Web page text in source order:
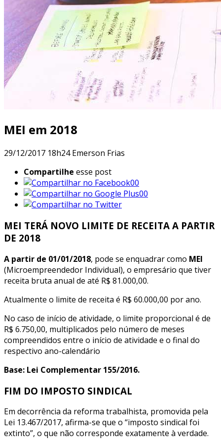
MEI em 2018
29/12/2017 18h24 Emerson Frias
Compartilhe esse post
00
00
MEI TERÁ NOVO LIMITE DE RECEITA A PARTIR
DE 2018
A partir de 01/01/2018, pode se enquadrar como MEI
(Microempreendedor Individual), o empresário que tiver
receita bruta anual de até R$ 81.000,00.
Atualmente o limite de receita é R$ 60.000,00 por ano.
No caso de início de atividade, o limite proporcional é de
R$ 6.750,00, multiplicados pelo número de meses
compreendidos entre o início de atividade e o final do
respectivo ano-calendário
Base: Lei Complementar 155/2016.
FIM DO IMPOSTO SINDICAL
Em decorrência da reforma trabalhista, promovida pela
Lei 13.467/2017, afirma-se que o “imposto sindical foi
extinto”, o que não corresponde exatamente à verdade.